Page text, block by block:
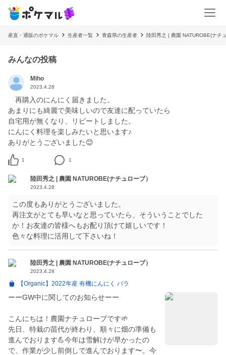
産直・通販のポケマル 生産者一覧 青森県の生産者 陸田秀之 | 農園 NATUROBE(ナチ
みんなの投稿
Miho
2023.4.28
再購入のにんにく届きました。
あまりにも綺麗で美味しいので友達に配っていたら
自宅用が無くなり、リピートしました。
にんにく料理を楽しみたいと思います♪
ありがとうございました😊
1 1
陸田秀之 | 農園 NATUROBE(ナチュローブ）
2023.4.28
この度もありがとうございました。
再注文がとても早いなと思っていたら、そういうことでした
か！お友達の皆様へもお配り頂けて嬉しいです！
色々な料理に活用して下さいね！
陸田秀之 | 農園 NATUROBE(ナチュローブ）
2023.4.28
【Organic】2022年産 有機にんにく バラ
ーーGW中に関してのお知らせーー
こんにちは！農園ナチュローブです🌱
先日、特栽の苗代が終わり、順々に畑の準備も
進んでおります💪今年は雪解けが早かったの
で、作業が少し前倒しで進んでおります〜。今